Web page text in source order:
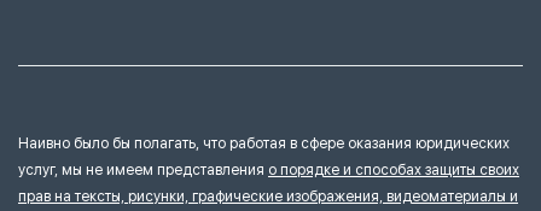
Наивно было бы полагать, что работая в сфере оказания юридических
услуг, мы не имеем представления о порядке и способах защиты своих
прав на тексты, рисунки, графические изображения, видеоматериалы и